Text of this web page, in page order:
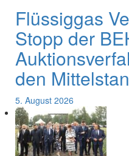
Flüssiggas
Stopp der
den
5. August 2026